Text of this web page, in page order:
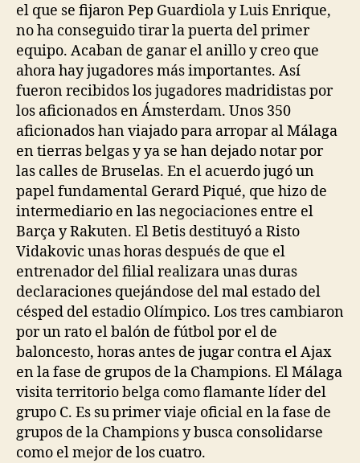
el que se fijaron Pep Guardiola y Luis Enrique,
no ha conseguido tirar la puerta del primer
equipo. Acaban de ganar el anillo y creo que
ahora hay jugadores más importantes. Así
fueron recibidos los jugadores madridistas por
los aficionados en Ámsterdam. Unos 350
aficionados han viajado para arropar al Málaga
en tierras belgas y ya se han dejado notar por
las calles de Bruselas. En el acuerdo jugó un
papel fundamental Gerard Piqué, que hizo de
intermediario en las negociaciones entre el
Barça y Rakuten. El Betis destituyó a Risto
Vidakovic unas horas después de que el
entrenador del filial realizara unas duras
declaraciones quejándose del mal estado del
césped del estadio Olímpico. Los tres cambiaron
por un rato el balón de fútbol por el de
baloncesto, horas antes de jugar contra el Ajax
en la fase de grupos de la Champions. El Málaga
visita territorio belga como flamante líder del
grupo C. Es su primer viaje oficial en la fase de
grupos de la Champions y busca consolidarse
como el mejor de los cuatro.